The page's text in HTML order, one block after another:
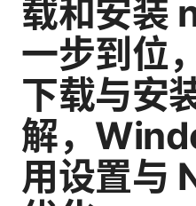
载和安装
一步到位
下载与安
解，
用设置与